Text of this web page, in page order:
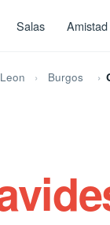
Salas Amistad
Burgos